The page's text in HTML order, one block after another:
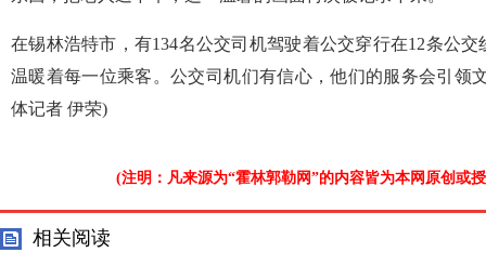
在锡林浩特市，有134名公交司机驾驶着公交穿行在12条公
温暖着每一位乘客。公交司机们有信心，他们的服务会引领
体记者 伊荣)
(注明：凡来源为“霍林郭勒网”的内容皆为本网原创或
相关阅读